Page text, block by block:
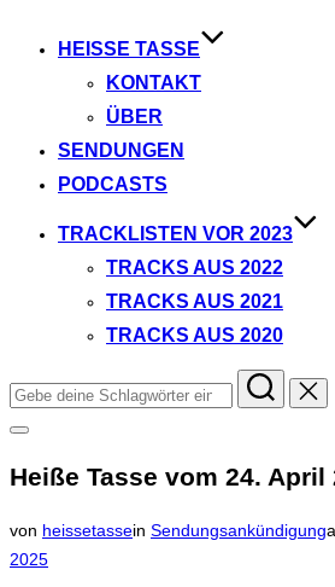
HEISSE TASSE
KONTAKT
ÜBER
SENDUNGEN
PODCASTS
TRACKLISTEN VOR 2023
TRACKS AUS 2022
TRACKS AUS 2021
TRACKS AUS 2020
Suchen
nach:
Seitenleiste
Navigation
Heiße Tasse vom 24. April
von heissetassein Sendungsankündigung
2025